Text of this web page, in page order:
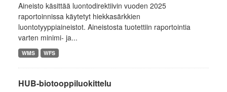
Aineisto käsittää luontodirektiivin vuoden 2025
raportoinnissa käytetyt hiekkasärkkien
luontotyyppiaineistot. Aineistosta tuotettiin raportointia
varten minimi- ja...
WMS WFS
HUB-biotooppiluokittelu